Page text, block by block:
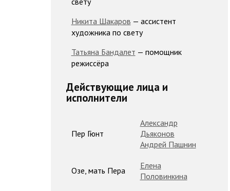
Никита Шакаров — ассистент
художника по свету
Татьяна Бандалет — помощник
режиссёра
Действующие лица и
исполнители
Пер Гюнт
Александр
Дьяконов
Андрей Пашнин
Озе, мать Пера
Елена
Половинкина